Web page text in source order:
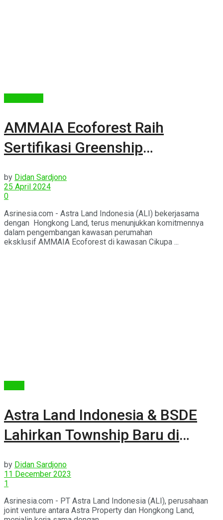
AMMAIA Ecoforest Raih
Sertifikasi Greenship
by Didan Sardjono
25 April 2024
0
Asrinesia.com - Astra Land Indonesia (ALI) bekerjasama
dengan Hongkong Land, terus menunjukkan komitmennya
dalam pengembangan kawasan perumahan
eksklusif AMMAIA Ecoforest di kawasan Cikupa ...
Astra Land Indonesia & BSDE
Lahirkan Township Baru di
by Didan Sardjono
11 December 2023
1
Asrinesia.com - PT Astra Land Indonesia (ALI), perusahaan
joint venture antara Astra Property dan Hongkong Land,